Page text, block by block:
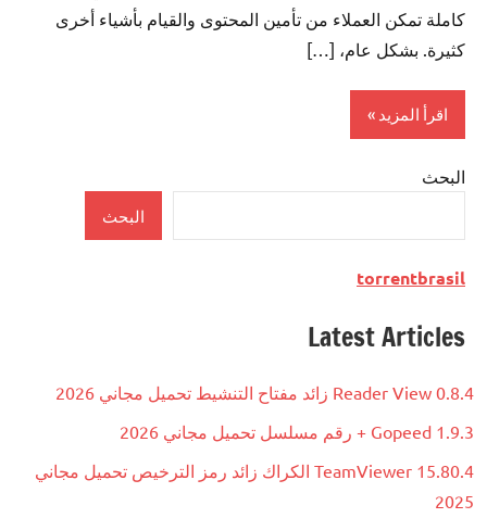
كاملة تمكن العملاء من تأمين المحتوى والقيام بأشياء أخرى
كثيرة. بشكل عام، […]
اقرأ المزيد
Antivirus
البحث
البحث
torrentbrasil
Latest Articles
Reader View 0.8.4 زائد مفتاح التنشيط تحميل مجاني 2026
Gopeed 1.9.3 + رقم مسلسل تحميل مجاني 2026
TeamViewer 15.80.4 الكراك زائد رمز الترخيص تحميل مجاني
2025